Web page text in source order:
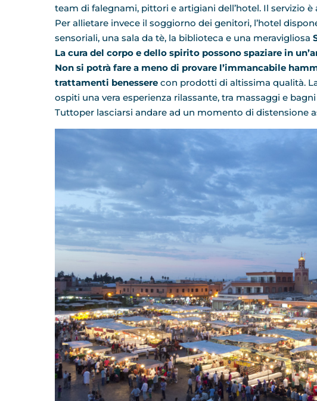
team di falegnami, pittori e artigiani dell’hotel. Il servizio
Per allietare invece il soggiorno dei genitori, l’hotel
sensoriali, una sala da tè, la biblioteca e una meravigliosa
La cura del corpo e dello spirito possono spaziare in
Non si potrà fare a meno di provare l’immancabile
trattamenti benessere con prodotti di altissima qualità.
ospiti una vera esperienza rilassante, tra massaggi e
Tuttoper lasciarsi andare ad un momento di distensione